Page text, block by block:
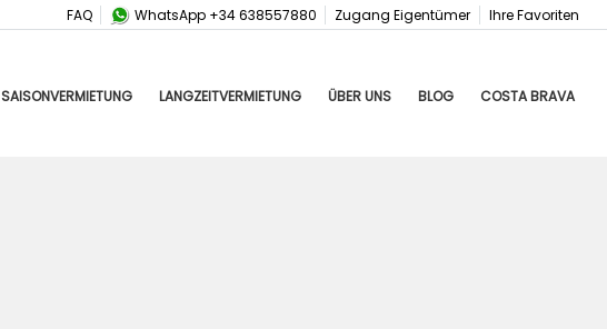
Ihre Favoriten
Zugang Eigentümer
WhatsApp +34 638557880
FAQ
SAISONVERMIETUNG LANGZEITVERMIETUNG ÜBER UNS BLOG COSTA BRAVA